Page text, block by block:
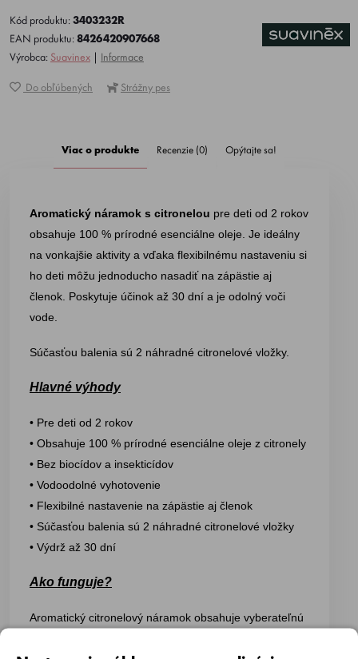
Kód produktu:3403232R
EAN produktu:8426420907668
Výrobca: Suavinex | Informace
Do obľúbených Strážny pes
Viac o produkte Recenzie (0) Opýtajte sa!
Aromatický náramok s citronelou pre deti od 2 rokov
obsahuje 100 % prírodné esenciálne oleje. Je ideálny
na vonkajšie aktivity a vďaka flexibilnému nastaveniu si
ho deti môžu jednoducho nasadiť na zápästie aj
členok. Poskytuje účinok až 30 dní a je odolný voči
vode.
Súčasťou balenia sú 2 náhradné citronelové vložky.
Hlavné výhody
• Pre deti od 2 rokov
• Obsahuje 100 % prírodné esenciálne oleje z citronely
• Bez biocídov a insekticídov
• Vodoodolné vyhotovenie
• Flexibilné nastavenie na zápästie aj členok
• Súčasťou balenia sú 2 náhradné citronelové vložky
• Výdrž až 30 dní
Ako funguje?
Aromatický citronelový náramok obsahuje vyberateľnú